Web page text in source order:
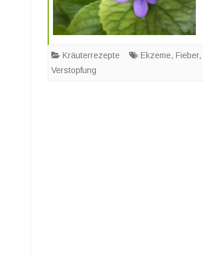
Kräuterrezepte Ekzeme, Fieber,
Verstopfung